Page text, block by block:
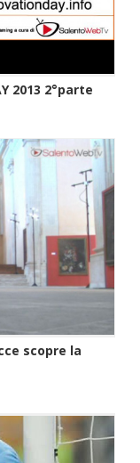
2013 2°parte
scopre la